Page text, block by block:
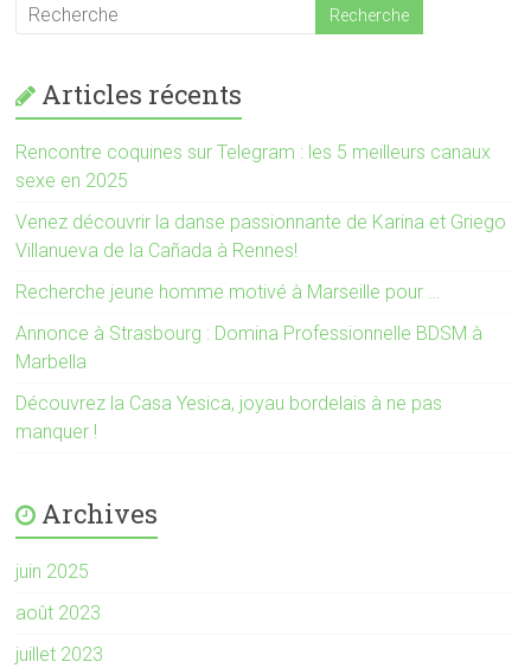
e
n
e
l
l
f
n
t
r
e
)
n
v
e
l
e
e
ê
t
r
e
Articles récents
Rencontre coquines sur Telegram : les 5 meilleurs canaux
sexe en 2025
Venez découvrir la danse passionnante de Karina et Griego
Villanueva de la Cañada à Rennes!
Recherche jeune homme motivé à Marseille pour …
Annonce à Strasbourg : Domina Professionnelle BDSM à
Marbella
Découvrez la Casa Yesica, joyau bordelais à ne pas
manquer !
Archives
juin 2025
août 2023
juillet 2023